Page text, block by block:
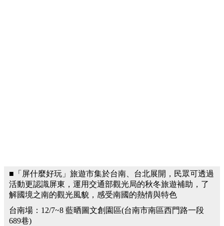
■「屏什麼好玩」旅遊市集於台南、台北展開，民眾可透過
活動更認識屏東，運用交通部觀光局的秋冬旅遊補助，了
解國境之南的觀光風貌，感受南國的熱情與特色
台南場：12/7~8 藍晒圖文創園區(台南市南區西門路一段
689巷)